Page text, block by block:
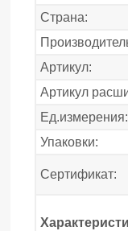
Страна:
Артикул:
Артикул
Ед.измерения:
Упаковки:
Сертификат: